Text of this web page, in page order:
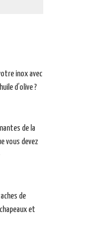
inox avec
d’olive ?
de la
vous devez
de
et